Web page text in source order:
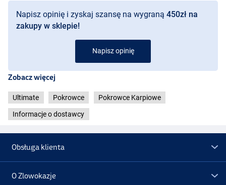
Napisz opinię i zyskaj szansę na wygraną 450zł na
zakupy w sklepie!
Napisz opinię
Zobacz więcej
Ultimate Pokrowce Pokrowce Karpiowe
Informacje o dostawcy
Obsługa klienta
O Zlowokazje